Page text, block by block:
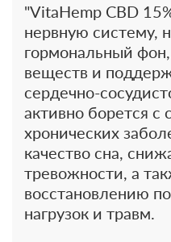
"VitaHemp CBD
нервную систему,
гормональный
веществ и
сердечно-
активно борется с
хронических
качество сна,
тревожности, а
восстановлению
нагрузок и травм.